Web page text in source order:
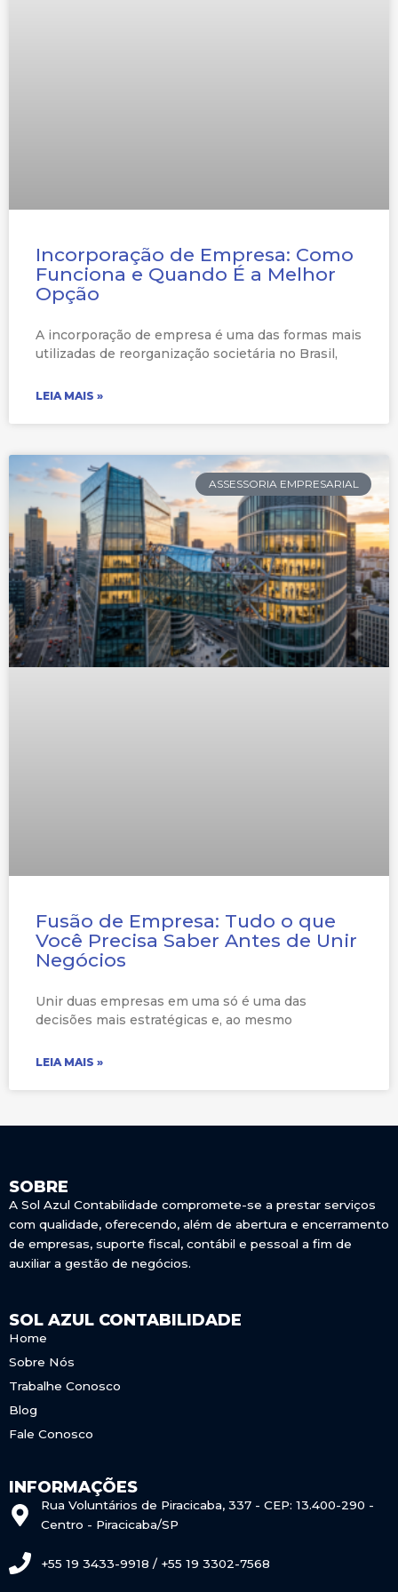
Incorporação de Empresa: Como
Funciona e Quando É a Melhor
Opção
A incorporação de empresa é uma das formas mais
utilizadas de reorganização societária no Brasil,
LEIA MAIS »
ASSESSORIA EMPRESARIAL
Fusão de Empresa: Tudo o que
Você Precisa Saber Antes de Unir
Negócios
Unir duas empresas em uma só é uma das
decisões mais estratégicas e, ao mesmo
LEIA MAIS »
SOBRE
A Sol Azul Contabilidade compromete-se a prestar serviços
com qualidade, oferecendo, além de abertura e encerramento
de empresas, suporte fiscal, contábil e pessoal a fim de
auxiliar a gestão de negócios.
SOL AZUL CONTABILIDADE
Home
Sobre Nós
Trabalhe Conosco
Blog
Fale Conosco
INFORMAÇÕES
Rua Voluntários de Piracicaba, 337 - CEP: 13.400-290 -
Centro - Piracicaba/SP
+55 19 3433-9918 / +55 19 3302-7568